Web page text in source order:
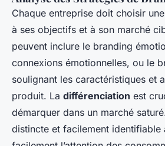
Chaque entreprise doit choisir
à ses objectifs et à son marché
peuvent inclure le branding
connexions émotionnelles, ou le
soulignant les caractéristiques et
produit. La différenciation est
démarquer dans un marché
distincte et facilement identifiable